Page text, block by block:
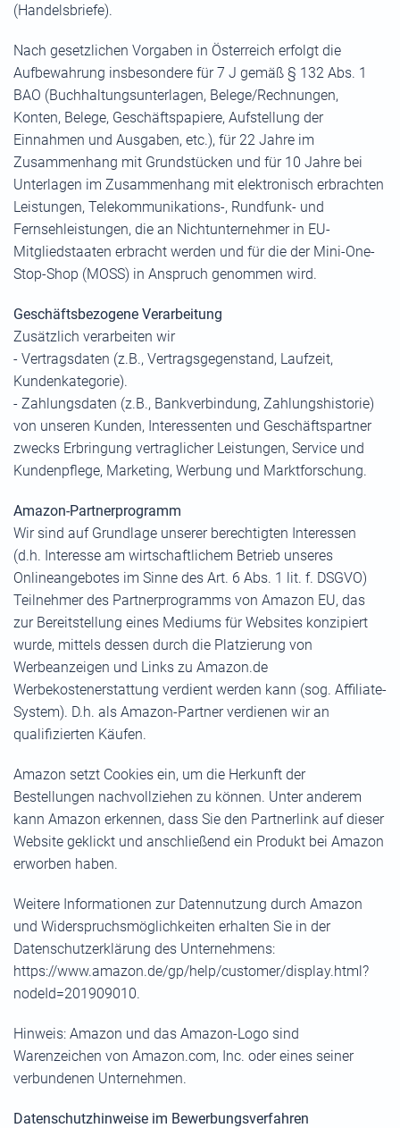
(Handelsbriefe).
Nach gesetzlichen Vorgaben in Österreich erfolgt die
Aufbewahrung insbesondere für 7 J gemäß § 132 Abs. 1
BAO (Buchhaltungsunterlagen, Belege/Rechnungen,
Konten, Belege, Geschäftspapiere, Aufstellung der
Einnahmen und Ausgaben, etc.), für 22 Jahre im
Zusammenhang mit Grundstücken und für 10 Jahre bei
Unterlagen im Zusammenhang mit elektronisch erbrachten
Leistungen, Telekommunikations-, Rundfunk- und
Fernsehleistungen, die an Nichtunternehmer in EU-
Mitgliedstaaten erbracht werden und für die der Mini-One-
Stop-Shop (MOSS) in Anspruch genommen wird.
Geschäftsbezogene Verarbeitung
Zusätzlich verarbeiten wir
- Vertragsdaten (z.B., Vertragsgegenstand, Laufzeit,
Kundenkategorie).
- Zahlungsdaten (z.B., Bankverbindung, Zahlungshistorie)
von unseren Kunden, Interessenten und Geschäftspartner
zwecks Erbringung vertraglicher Leistungen, Service und
Kundenpflege, Marketing, Werbung und Marktforschung.
Amazon-Partnerprogramm
Wir sind auf Grundlage unserer berechtigten Interessen
(d.h. Interesse am wirtschaftlichem Betrieb unseres
Onlineangebotes im Sinne des Art. 6 Abs. 1 lit. f. DSGVO)
Teilnehmer des Partnerprogramms von Amazon EU, das
zur Bereitstellung eines Mediums für Websites konzipiert
wurde, mittels dessen durch die Platzierung von
Werbeanzeigen und Links zu Amazon.de
Werbekostenerstattung verdient werden kann (sog. Affiliate-
System). D.h. als Amazon-Partner verdienen wir an
qualifizierten Käufen.
Amazon setzt Cookies ein, um die Herkunft der
Bestellungen nachvollziehen zu können. Unter anderem
kann Amazon erkennen, dass Sie den Partnerlink auf dieser
Website geklickt und anschließend ein Produkt bei Amazon
erworben haben.
Weitere Informationen zur Datennutzung durch Amazon
und Widerspruchsmöglichkeiten erhalten Sie in der
Datenschutzerklärung des Unternehmens:
https://www.amazon.de/gp/help/customer/display.html?
nodeId=201909010.
Hinweis: Amazon und das Amazon-Logo sind
Warenzeichen von Amazon.com, Inc. oder eines seiner
verbundenen Unternehmen.
Datenschutzhinweise im Bewerbungsverfahren